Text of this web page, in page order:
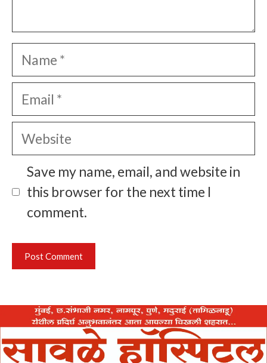
Name
Email
Website
Save my name, email, and website in
this browser for the next time I
comment.